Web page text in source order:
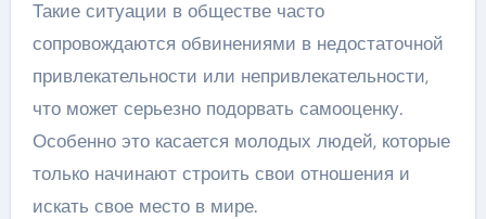
Такие ситуации в обществе часто
сопровождаются обвинениями в недостаточной
привлекательности или непривлекательности,
что может серьезно подорвать самооценку.
Особенно это касается молодых людей, которые
только начинают строить свои отношения и
искать свое место в мире.